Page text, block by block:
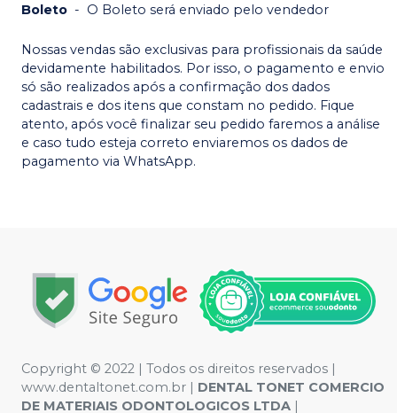
Boleto - O Boleto será enviado pelo vendedor
Nossas vendas são exclusivas para profissionais da saúde
devidamente habilitados. Por isso, o pagamento e envio
só são realizados após a confirmação dos dados
cadastrais e dos itens que constam no pedido. Fique
atento, após você finalizar seu pedido faremos a análise
e caso tudo esteja correto enviaremos os dados de
pagamento via WhatsApp.
Copyright © 2022 | Todos os direitos reservados |
www.dentaltonet.com.br | DENTAL TONET COMERCIO
DE MATERIAIS ODONTOLOGICOS LTDA |